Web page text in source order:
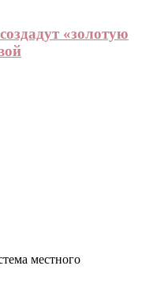
«золотую
местного